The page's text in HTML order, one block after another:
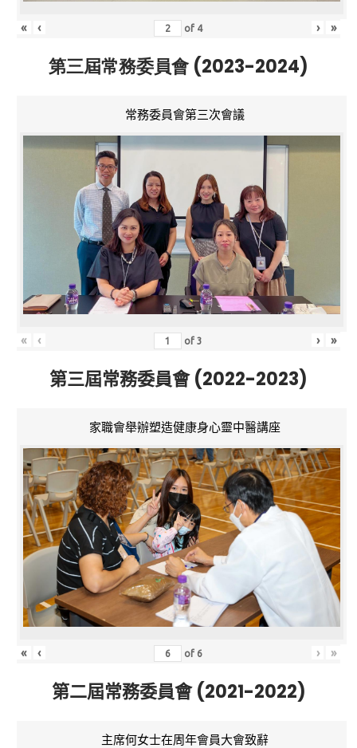
« ‹ of 4 › »
第三屆常務委員會 (2023-2024)
常務委員會第三次會議
« ‹ of3 › »
第三屆常務委員會 (2022-2023)
家職會舉辦塑造健康身心靈中醫講座
« ‹ of 6 › »
第二屆常務委員會 (2021-2022)
主席何女士在周年會員大會致辭